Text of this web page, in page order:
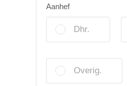
Aanhef
Dhr.
Overig.